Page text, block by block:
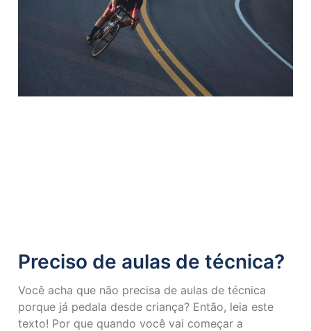
Preciso de aulas de técnica?
Você acha que não precisa de aulas de técnica
porque já pedala desde criança? Então, leia este
texto! Por que quando você vai começar a